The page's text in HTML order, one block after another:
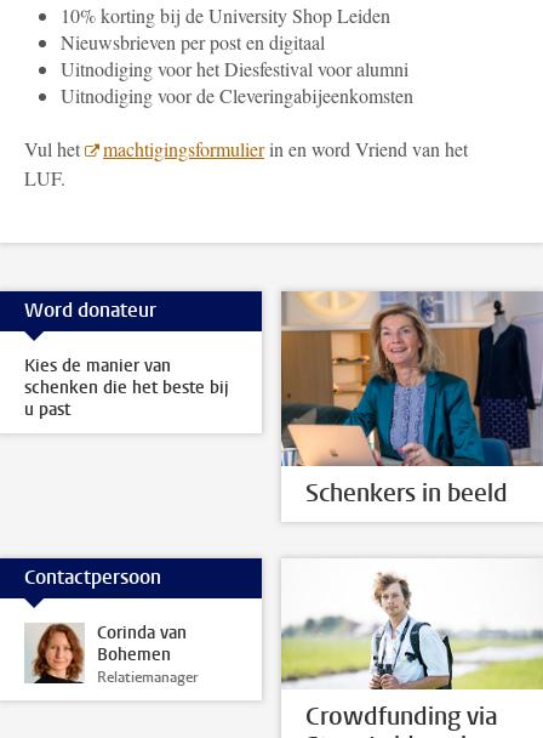
10% korting bij de University Shop Leiden
Nieuwsbrieven per post en digitaal
Uitnodiging voor het Diesfestival voor alumni
Uitnodiging voor de Cleveringabijeenkomsten
Vul het machtigingsformulierin en word Vriend van het
LUF.
Word donateur
Kies de manier van
schenken die het beste bij
u past
Schenkers in beeld
Contactpersoon
Corinda van
Bohemen
Relatiemanager
Crowdfunding via